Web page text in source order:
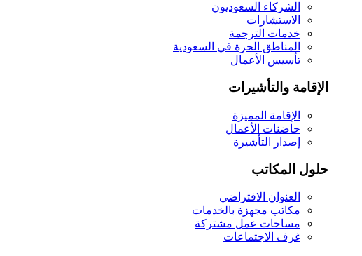
الشركاء السعوديون
الاستشارات
خدمات الترجمة
المناطق الحرة في السعودية
تأسيس الأعمال
الإقامة والتأشيرات
الإقامة المميزة
حاضنات الأعمال
إصدار التأشيرة
حلول المكاتب
العنوان الافتراضي
مكاتب مجهزة بالخدمات
مساحات عمل مشتركة
غرف الاجتماعات